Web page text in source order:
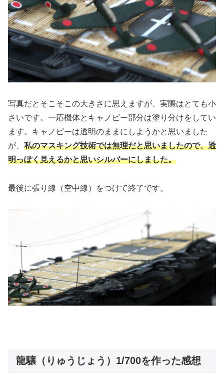
写真だとそこそこの大きさに思えますが、実際はとても小
さいです。一応機体とキャノピー部分は塗り分けをしてい
ます。キャノピーは透明のままにしようかと思いました
が、 私のマスキング技術では無理だと思いましたので、透
明っぽく見えるかと思いシルバーにしました。
最後に張り線（空中線）をつけて終了です。
龍驤（りゅうじょう）1/700を作った感想